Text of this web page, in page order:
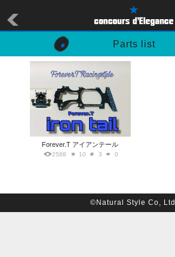
Parts list
Forever.T アイアンテール
2588 10 3 0
©Natural Style Co, Ltd.